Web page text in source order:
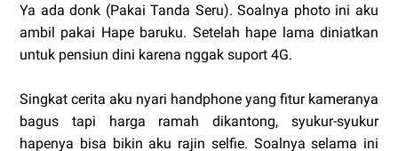
Ya ada donk (Pakai Tanda Seru). Soalnya photo ini aku
ambil pakai Hape baruku. Setelah hape lama diniatkan
untuk pensiun dini karena nggak suport 4G.
Singkat cerita aku nyari handphone yang fitur kameranya
bagus tapi harga ramah dikantong, syukur-syukur
hapenya bisa bikin aku rajin selfie. Soalnya selama ini